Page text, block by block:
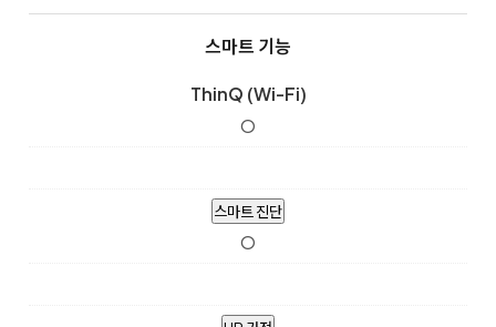
스마트 기능
ThinQ (Wi-Fi)
O
스마트 진단
O